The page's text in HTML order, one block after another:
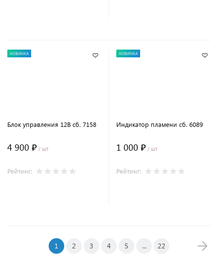
НОВИНКА
Блок управления 12В сб. 7158
4 900 ₽ / шт
Рейтинг:
НОВИНКА
Индикатор пламени сб. 6089
1 000 ₽ / шт
Рейтинг:
1 2 3 4 5 ... 22